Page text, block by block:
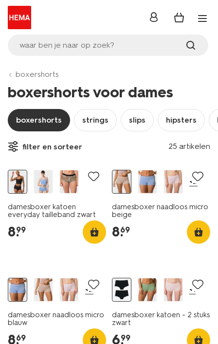
waar ben je naar op zoek?
inloggen
boxershorts
boxershorts voor dames
boxershorts strings slips hipsters
filter en sorteer 25 artikelen
3+1 gratis
damesboxer katoen
everyday tailleband zwart
8.
99
+2
damesboxer naadloos micro
beige
8.
69
+2
damesboxer naadloos micro
blauw
8.
69
+1
damesboxer katoen - 2 stuks
zwart
6.
99